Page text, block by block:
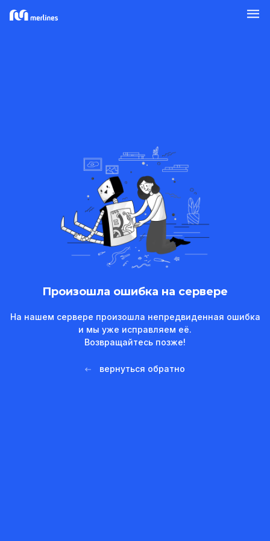
Произошла ошибка на сервере
На нашем сервере произошла непредвиденная ошибка
и мы уже исправляем её.
Возвращайтесь позже!
вернуться обратно